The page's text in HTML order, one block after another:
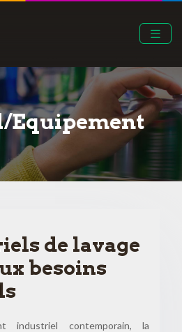
de lavage
besoins
industriel contemporain, la